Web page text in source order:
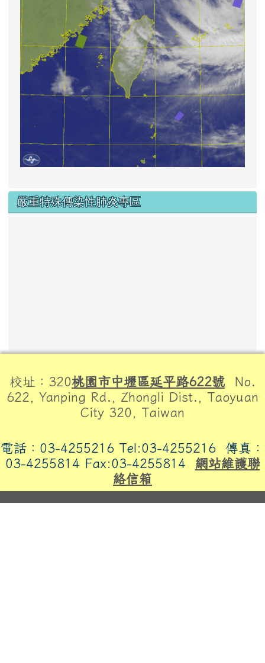
嚴重特殊傳染性肺炎專區
校址：320桃園市中壢區延平路622號 No.
622, Yanping Rd., Zhongli Dist., Taoyuan
City 320, Taiwan
電話：03-4255216 Tel:03-4255216 傳真：
03-4255814 Fax:03-4255814 網站維護聯
絡信箱